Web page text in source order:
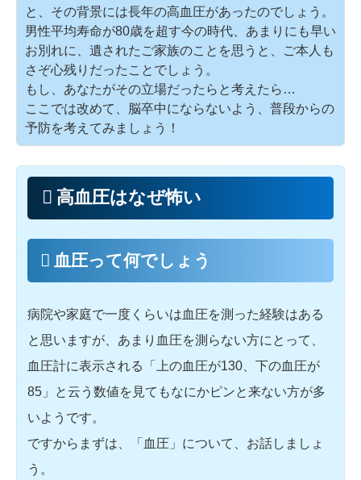
と、その背景には長年の高血圧があったのでしょう。
男性平均寿命が80歳を超す今の時代、あまりにも早い
お別れに、遺されたご家族のことを思うと、ご本人も
さぞ心残りだったことでしょう。
もし、あなたがその立場だったらと考えたら…
ここでは改めて、脳卒中にならないよう、普段からの
予防を考えてみましょう！
高血圧はなぜ怖い
血圧って何でしょう
病院や家庭で一度くらいは血圧を測った経験はある
と思いますが、あまり血圧を測らない方にとって、
血圧計に表示される「上の血圧が130、下の血圧が
85」と云う数値を見てもなにかピンと来ない方が多
いようです。
ですからまずは、「血圧」について、お話しましょ
う。